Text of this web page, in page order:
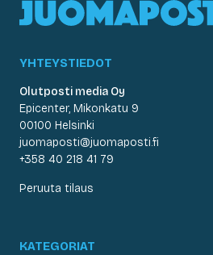
YHTEYSTIEDOT
Olutposti media Oy
Epicenter, Mikonkatu 9
00100 Helsinki
juomaposti@juomaposti.fi
+358 40 218 41 79
Peruuta tilaus
KATEGORIAT